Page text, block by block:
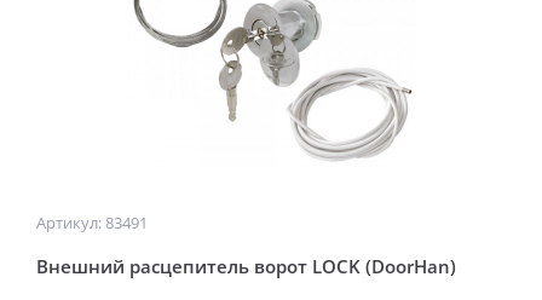
Артикул: 83491
Внешний расцепитель ворот LOCK (DoorHan)